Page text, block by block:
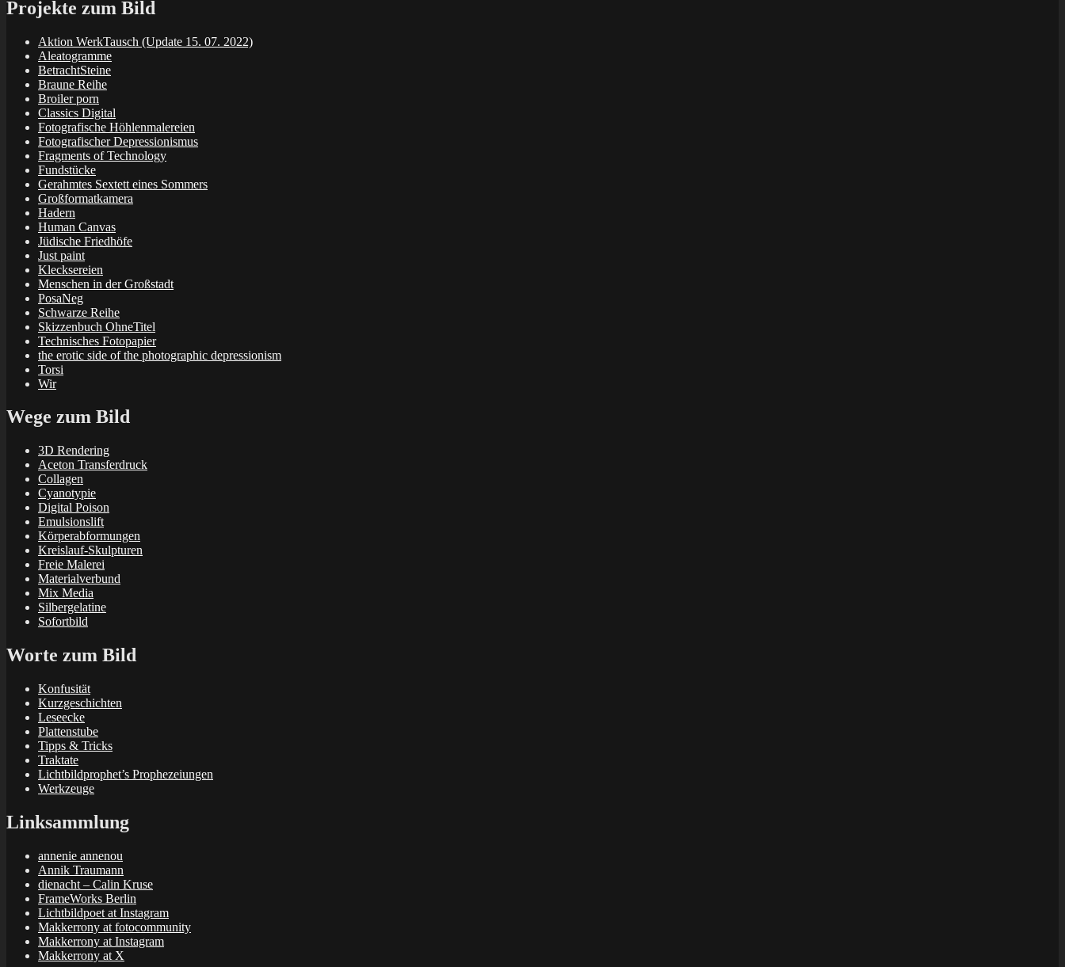
Projekte zum Bild
Aktion WerkTausch (Update 15. 07. 2022)
Aleatogramme
BetrachtSteine
Braune Reihe
Broiler porn
Classics Digital
Fotografische Höhlenmalereien
Fotografischer Depressionismus
Fragments of Technology
Fundstücke
Gerahmtes Sextett eines Sommers
Großformatkamera
Hadern
Human Canvas
Jüdische Friedhöfe
Just paint
Klecksereien
Menschen in der Großstadt
PosaNeg
Schwarze Reihe
Skizzenbuch OhneTitel
Technisches Fotopapier
the erotic side of the photographic depressionism
Torsi
Wir
Wege zum Bild
3D Rendering
Aceton Transferdruck
Collagen
Cyanotypie
Digital Poison
Emulsionslift
Körperabformungen
Kreislauf-Skulpturen
Freie Malerei
Materialverbund
Mix Media
Silbergelatine
Sofortbild
Worte zum Bild
Konfusität
Kurzgeschichten
Leseecke
Plattenstube
Tipps & Tricks
Traktate
Lichtbildprophet’s Prophezeiungen
Werkzeuge
Linksammlung
annenie annenou
Annik Traumann
dienacht – Calin Kruse
FrameWorks Berlin
Lichtbildpoet at Instagram
Makkerrony at fotocommunity
Makkerrony at Instagram
Makkerrony at X